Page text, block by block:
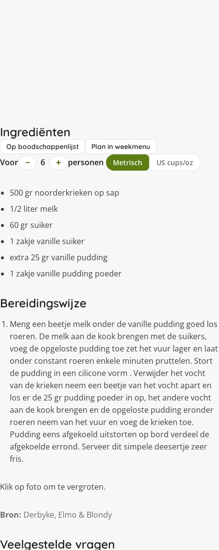
Ingrediënten
Op boodschappenlijst Plan in weekmenu
Voor − 6 + personen Metrisch US cups/oz
500 gr noorderkrieken op sap
1/2 liter melk
60 gr suiker
1 zakje vanille suiker
extra 25 gr vanille pudding
1 zakje vanille pudding poeder
Bereidingswijze
Meng een beetje melk onder de vanille pudding goed los
roeren. De melk aan de kook brengen met de suikers,
voeg de opgeloste pudding toe zet het vuur lager en laat
onder constant roeren enkele minuten pruttelen. Stort
de pudding in een cilicone vorm . Verwijder het vocht
van de krieken neem een beetje van het vocht apart en
los er de 25 gr pudding poeder in op, het andere vocht
aan de kook brengen en de opgeloste pudding eronder
roeren neem van het vuur en voeg de krieken toe.
Pudding eens afgekoeld uitstorten op bord verdeel de
afgekoelde errond. Serveer dit simpele deesertje zeer
fris.
Klik op foto om te vergroten.
Bron: Derbyke, Elmo & Blondy
Veelgestelde vragen